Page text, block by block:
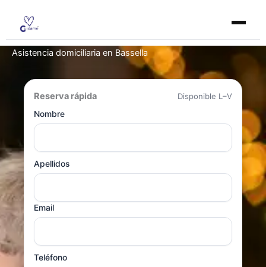
contenido
Asistencia domiciliaria en Bassella
Reserva rápida
Disponible L–V
Nombre
Apellidos
Email
Teléfono